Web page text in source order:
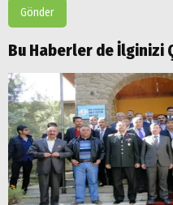
Gönder
Bu Haberler de İlginizi